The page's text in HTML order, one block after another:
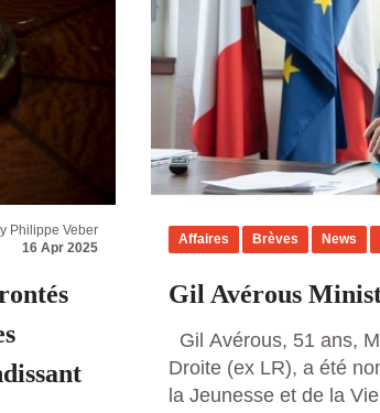
Philippe Veber
16 Apr 2025
Affaires Brèves News
Gil Avérous
Gil Avérous, 51 ans,
Droite (ex LR), a été
la Jeunesse et de la